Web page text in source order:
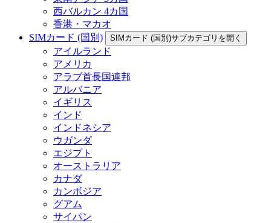
西バルカン 4カ国
香港・マカオ
SIMカード (国別)
SIMカード (国別)サブカテゴリを開く
アイルランド
アメリカ
アラブ首長国連邦
アルバニア
イギリス
インド
インドネシア
ウガンダ
エジプト
オーストラリア
カナダ
カンボジア
グアム
サイパン